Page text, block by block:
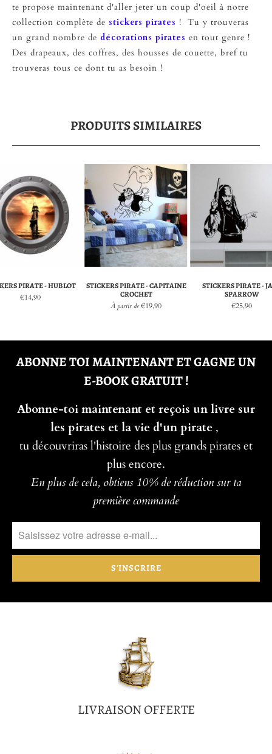
te propose maintenant d'aller jeter un coup d'oeil à notre
collection complète de stickers pirates ! Tu y trouveras
un grand nombre de décorations pirates en tout genre !
Des drapeaux, des coffres, des housses de couette, bref tu
trouveras tous ce dont tu as besoin !
PRODUITS SIMILAIRES
PIRATE - HUBLOT
€14,90
STICKERS PIRATE - CAPITAINE
CROCHET
À partir de €19,90
STICKERS PIRATE -
SPARROW
€25,90
ABONNE TOI MAINTENANT ET GAGNE UN
E-BOOK GRATUIT !
Abonne-toi maintenant et reçois un livre sur
les pirates et la vie d'un pirate ,
tu découvriras l'histoire des plus grands pirates et
plus encore.
En plus de cela, obtiens 10% de réduction sur ta
première commande
LIVRAISON OFFERTE